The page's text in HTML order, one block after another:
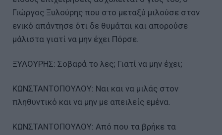
Γιώργος Ξυλούρης που στο μεταξύ μιλούσε στον
ενικό απάντησε ότι δε θυμάται και απορούσε
μάλιστα γιατί να μην έχει Πόρσε.
ΞΥΛΟΥΡΗΣ: Σοβαρά το λες; Γιατί να μην έχει;
ΚΩΝΣΤΑΝΤΟΠΟΥΛΟΥ: Ναι και να μιλάς στον
πληθυντικό και να μην με απειλείς εμένα.
ΚΩΝΣΤΑΝΤΟΠΟΥΛΟΥ: Από που τα βρήκε τα